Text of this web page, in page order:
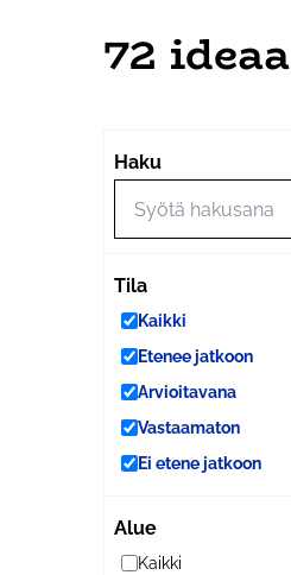
72 ideaa
Haku
Tila
Kaikki
Etenee jatkoon
Arvioitavana
Vastaamaton
Ei etene jatkoon
Alue
Kaikki